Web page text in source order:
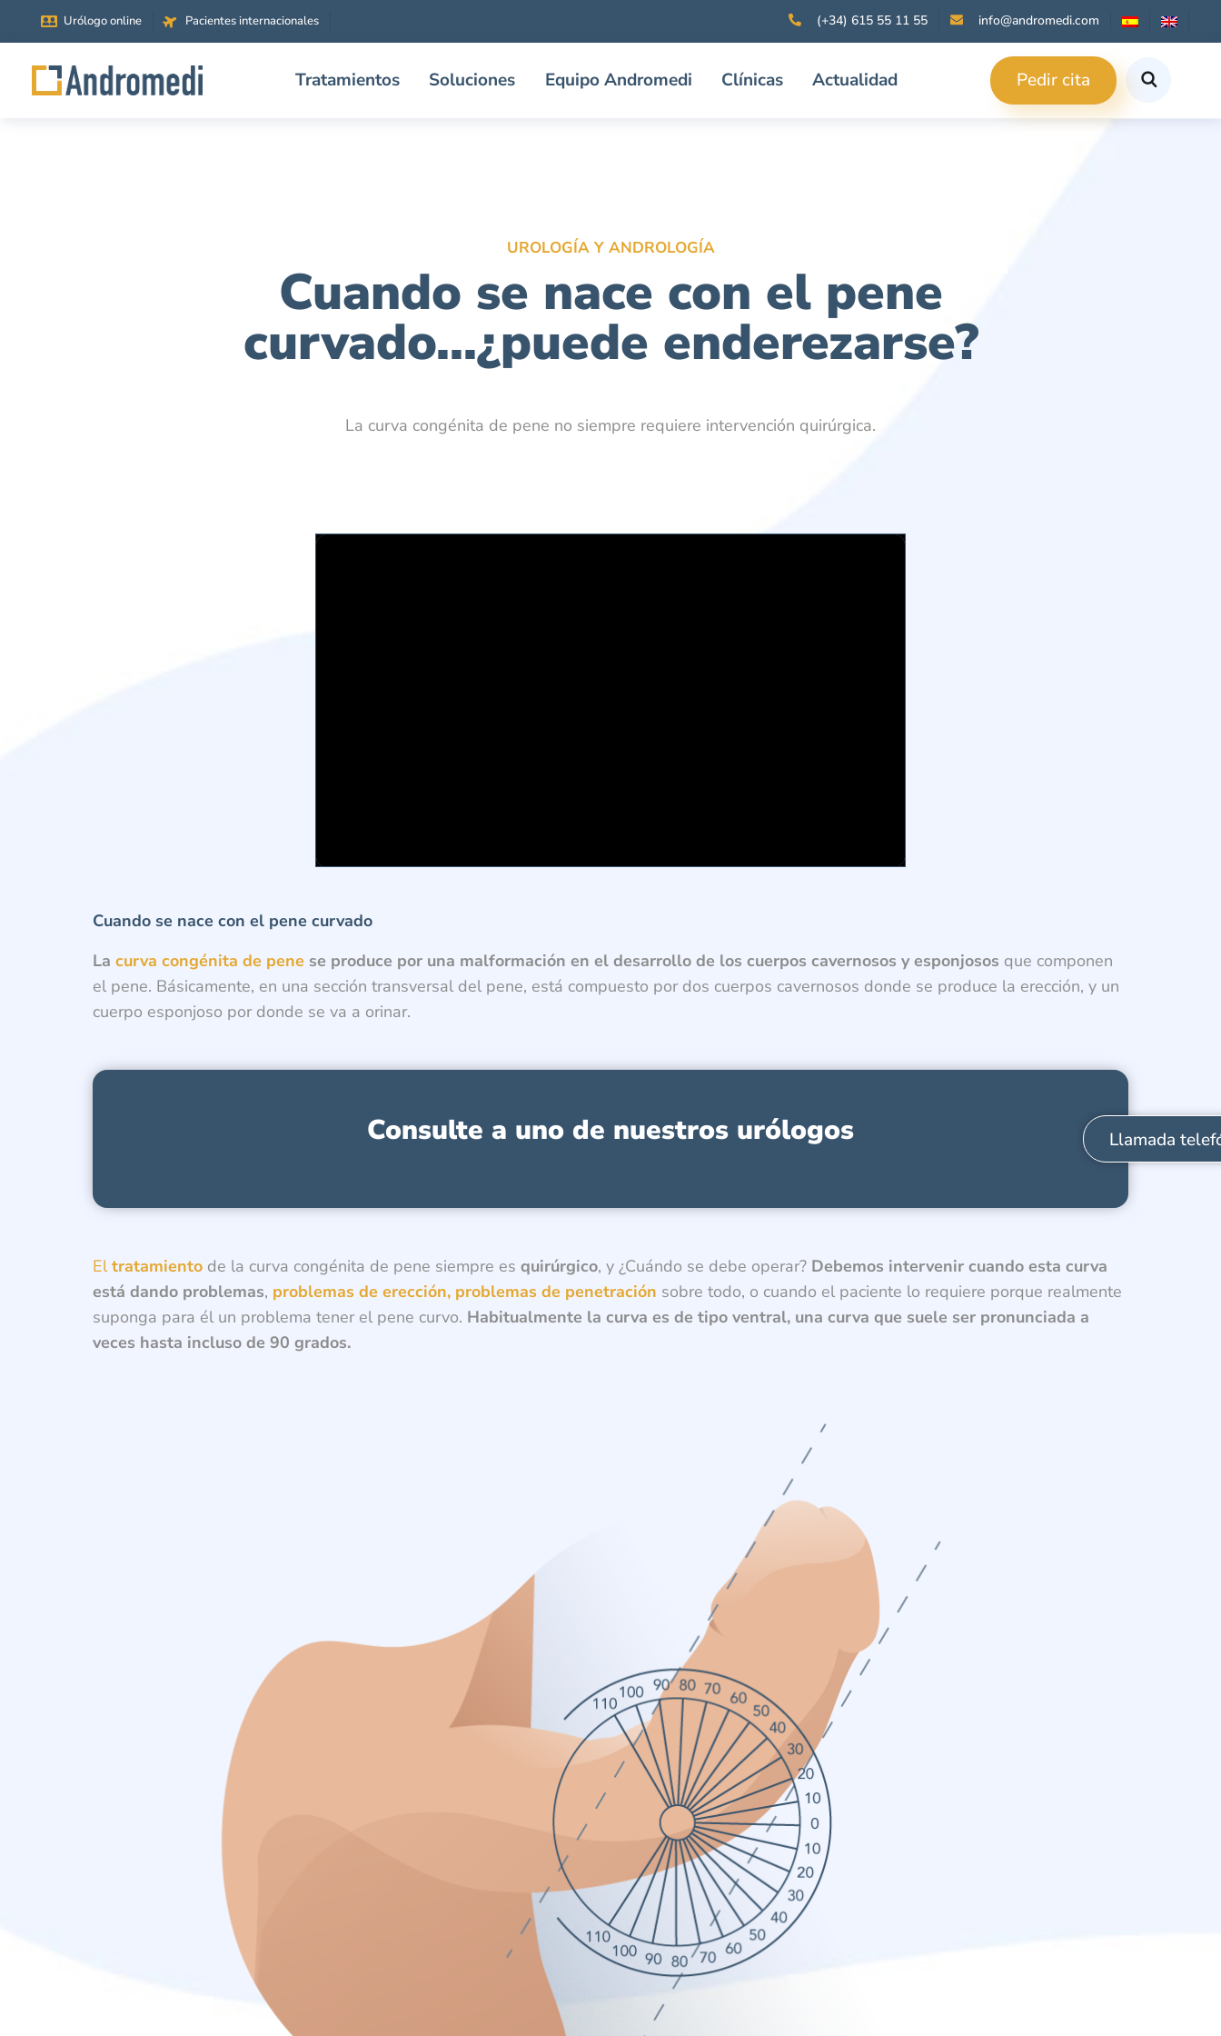
Urólogo online Pacientes internacionales (+34) 615 55 11 55 info@andromedi.com
Tratamientos Soluciones Equipo Andromedi Clínicas Actualidad Pedir cita
UROLOGÍA Y ANDROLOGÍA
Cuando se nace con el pene
curvado...¿puede enderezarse?
La curva congénita de pene no siempre requiere intervención quirúrgica.
Cuando se nace con el pene curvado
La curva congénita de pene se produce por una malformación en el desarrollo de los cuerpos cavernosos y esponjosos que componen
el pene. Básicamente, en una sección transversal del pene, está compuesto por dos cuerpos cavernosos donde se produce la erección, y un
cuerpo esponjoso por donde se va a orinar.
Consulte a uno de nuestros urólogos Llamada
Eltratamiento de la curva congénita de pene siempre es quirúrgico, y ¿Cuándo se debe operar? Debemos intervenir cuando esta curva
está dando problemas, problemas de erección, problemas de penetración sobre todo, o cuando el paciente lo requiere porque realmente
suponga para él un problema tener el pene curvo. Habitualmente la curva es de tipo ventral, una curva que suele ser pronunciada a
veces hasta incluso de 90 grados.
El límite de tamaño de los archivos es de 20 MB.